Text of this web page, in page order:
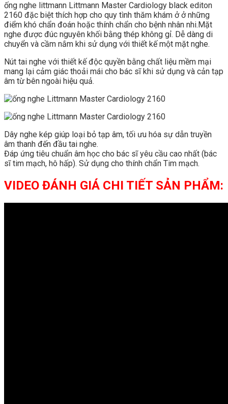
ống nghe littmann Littmann Master Cardiology black editon
2160 đặc biệt thích hợp cho quy tình thăm khám ở ở những
điểm khó chẩn đoán hoặc thính chẩn cho bệnh nhân nhi.Mặt
nghe được đúc nguyên khối bằng thép không gỉ. Dễ dàng di
chuyển và cầm nắm khi sử dụng với thiết kế một mặt nghe.
Nút tai nghe với thiết kế độc quyền bằng chất liệu mềm mại
mang lại cảm giác thoải mái cho bác sĩ khi sử dụng và cản tạp
âm từ bên ngoài hiệu quả.
Dây nghe kép giúp loại bỏ tạp âm, tối ưu hóa sự dẫn truyền
âm thanh đến đầu tai nghe.
Đáp ứng tiêu chuẩn âm học cho bác sĩ yêu cầu cao nhất (bác
sĩ tim mạch, hô hấp). Sử dụng cho thính chẩn Tim mạch.
VIDEO ĐÁNH GIÁ CHI TIẾT SẢN PHẨM: